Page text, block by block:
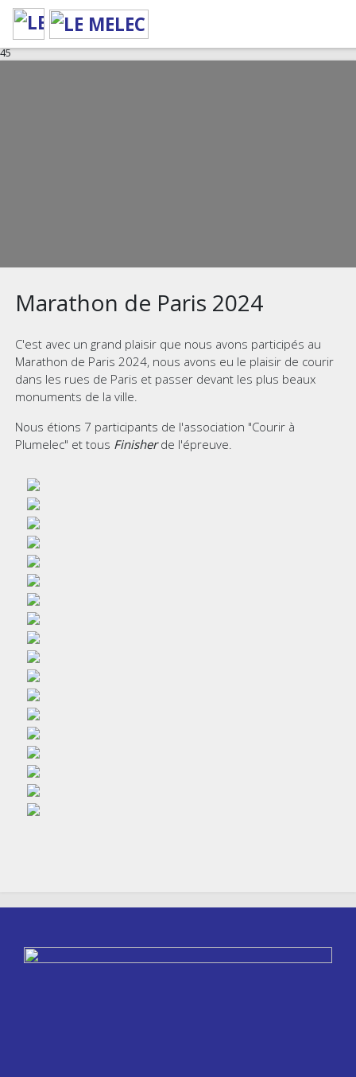
Deprecated: __autoload() is deprecated, use spl_autoload_register() instead
/home/courirappz/www/lib/phpmailer/PHPMailerAutoload.php
45
Marathon de Paris 2024
C'est avec un grand plaisir que nous avons participés au
Marathon de Paris 2024, nous avons eu le plaisir de courir
dans les rues de Paris et passer devant les plus beaux
monuments de la ville.
Nous étions 7 participants de l'association "Courir à
Plumelec" et tous Finisherde l'épreuve.